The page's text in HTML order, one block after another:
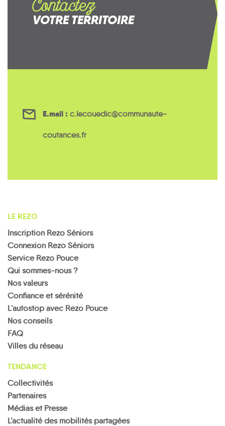
Contactez
VOTRE TERRITOIRE
E.mail : c.lecouedic@communaute-
coutances.fr
LE REZO
Inscription Rezo Séniors
Connexion Rezo Séniors
Service Rezo Pouce
Qui sommes-nous ?
Nos valeurs
Confiance et sérénité
L'autostop avec Rezo Pouce
Nos conseils
FAQ
Villes du réseau
TENDANCE
Collectivités
Partenaires
Médias et Presse
L’actualité des mobilités partagées